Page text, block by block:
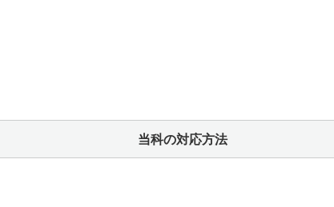
当科の対応方法